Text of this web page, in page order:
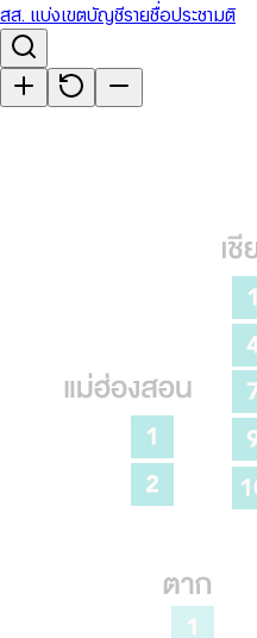
สส. แบ่งเขตบัญชีรายชื่อประชามติ